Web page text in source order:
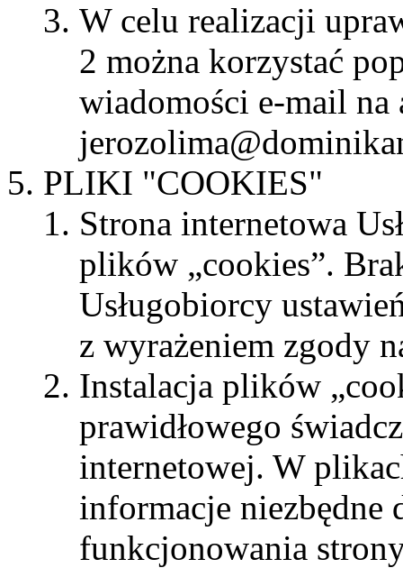
W celu realizacji
2 można korzystać
wiadomości e-mail na
PLIKI "COOKIES"
Strona internetowa
plików „cookies”.
Usługobiorcy
z wyrażeniem zgody
Instalacja plików
prawidłowego
internetowej. W
informacje niezbędne
funkcjonowania